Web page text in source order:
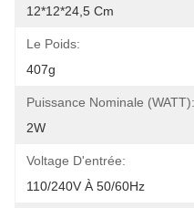
12*12*24,5 Cm
Le Poids:
407g
Puissance Nominale (WATT):
2W
Voltage D'entrée:
110/240V À 50/60Hz